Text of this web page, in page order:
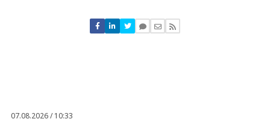
Nie znaleziono komentarzy
Zostaw swoje komentarze
07.08.2026 / 10:33